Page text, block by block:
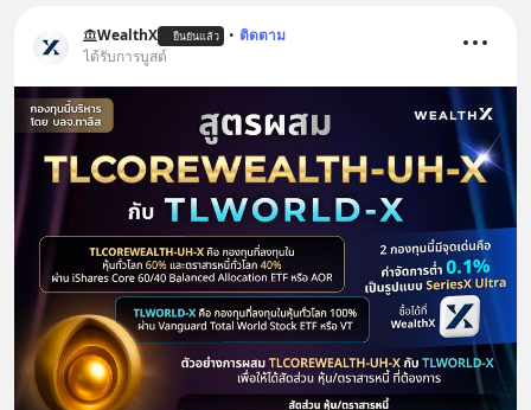
WealthX ยืนยันแล้ว • ติดตาม
ได้รับการบูสต์